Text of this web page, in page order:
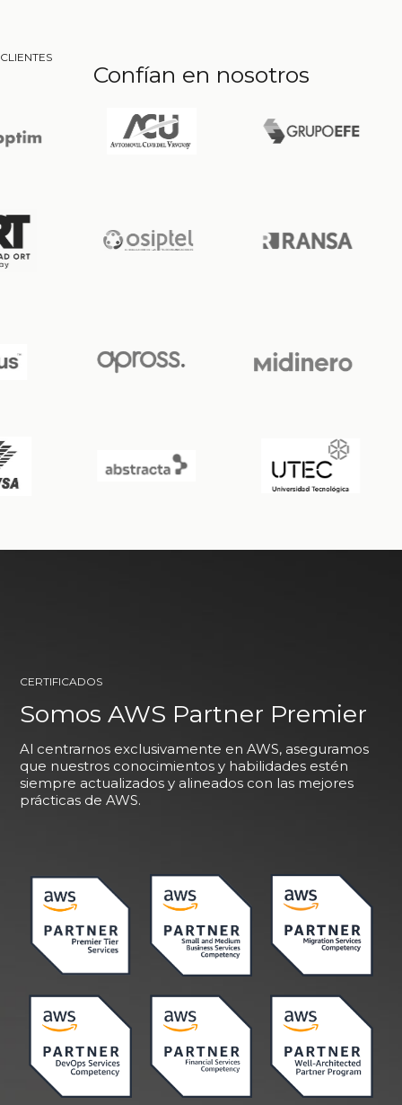
CLIENTES
Confían en nosotros
CERTIFICADOS
Somos AWS Partner Premier
Al centrarnos exclusivamente en AWS, aseguramos
que nuestros conocimientos y habilidades estén
siempre actualizados y alineados con las mejores
prácticas de AWS.